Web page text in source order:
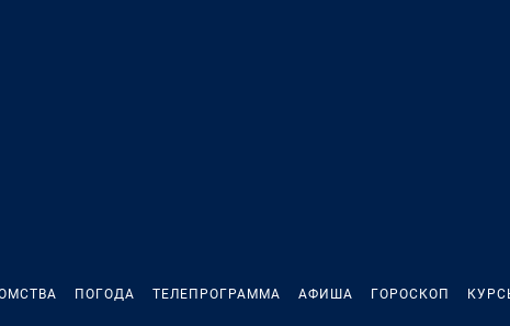
ПОГОДА ТЕЛЕПРОГРАММА АФИША ГОРОСКОП